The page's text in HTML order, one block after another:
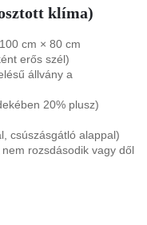
klíma)
cm × 80 cm
erős szél)
állvány a
20% plusz)
csúszásgátló alappal)
rozsdásodik vagy dől